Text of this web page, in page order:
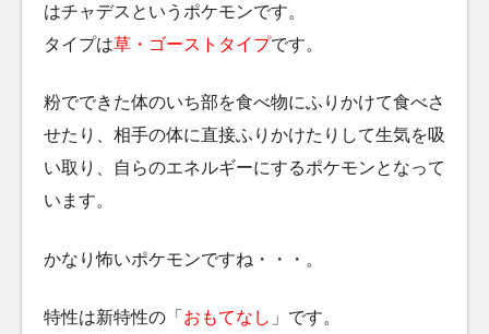
はチャデスというポケモンです。
タイプは草・ゴーストタイプです。
粉でできた体のいち部を食べ物にふりかけて食べさ
せたり、相手の体に直接ふりかけたりして生気を吸
い取り、自らのエネルギーにするポケモンとなって
います。
かなり怖いポケモンですね・・・。
特性は新特性の「 おもてなし 」です。